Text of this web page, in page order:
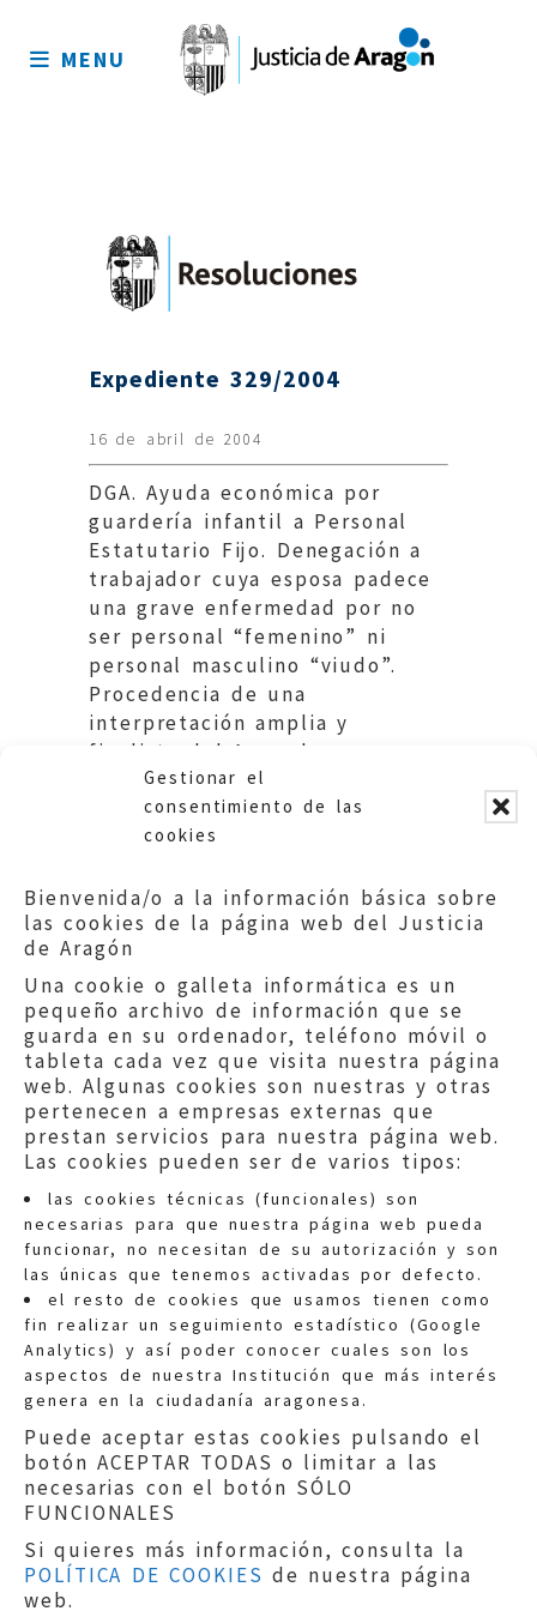
Gestionar el
consentimiento de las
cookies
Bienvenida/o a la información básica sobre
las cookies de la página web del Justicia
de Aragón
Una cookie o galleta informática es un
pequeño archivo de información que se
guarda en su ordenador, teléfono móvil o
tableta cada vez que visita nuestra página
web. Algunas cookies son nuestras y otras
pertenecen a empresas externas que
prestan servicios para nuestra página web.
Las cookies pueden ser de varios tipos:
las cookies técnicas (funcionales) son
necesarias para que nuestra página web pueda
funcionar, no necesitan de su autorización y son
las únicas que tenemos activadas por defecto.
el resto de cookies que usamos tienen como
fin realizar un seguimiento estadístico (Google
Analytics) y así poder conocer cuales son los
aspectos de nuestra Institución que más interés
genera en la ciudadanía aragonesa.
Puede aceptar estas cookies pulsando el
botón ACEPTAR TODAS o limitar a las
necesarias con el botón SÓLO
FUNCIONALES
Si quieres más información, consulta la
POLÍTICA DE COOKIES de nuestra página
web.
sitio
MENU
Expediente 329/2004
16 de abril de 2004
DGA. Ayuda económica por
guardería infantil a Personal
Estatutario Fijo. Denegación a
trabajador cuya esposa padece
una grave enfermedad por no
ser personal “femenino” ni
personal masculino “viudo”.
Procedencia de una
interpretación amplia y
finalista del Acuerdo que
establece las ayudas.
Quejas:quejas@eljusticiadearagon.es
Información general:
informacion@eljusticiadearagon.es
Teléfonos:900 210 210/
Aviso legal|Política de privacidad|